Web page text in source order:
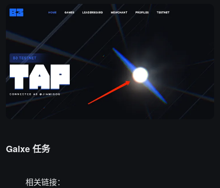
Galxe 任务
相关链接：